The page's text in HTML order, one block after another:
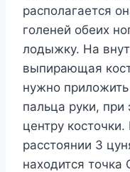
располагается
голеней обеих
лодыжку. На
выпирающая
нужно
пальца руки,
центру
расстоянии 3
находится точка